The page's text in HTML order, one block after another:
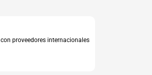
proveedores internacionales